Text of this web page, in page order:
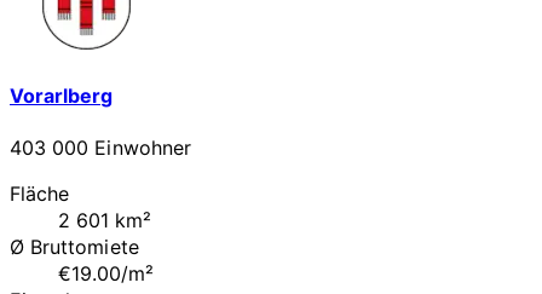
Vorarlberg
403 000 Einwohner
Fläche
2 601 km²
Ø Bruttomiete
€19.00/m²